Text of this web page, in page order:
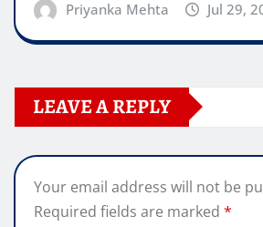
Priyanka Mehta Jul 29,
LEAVE A REPLY
Your email address will not be
Required fields are marked *